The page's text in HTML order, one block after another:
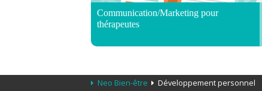
Communication/Marketing pour
thérapeutes
Neo Bien-être Développement personnel